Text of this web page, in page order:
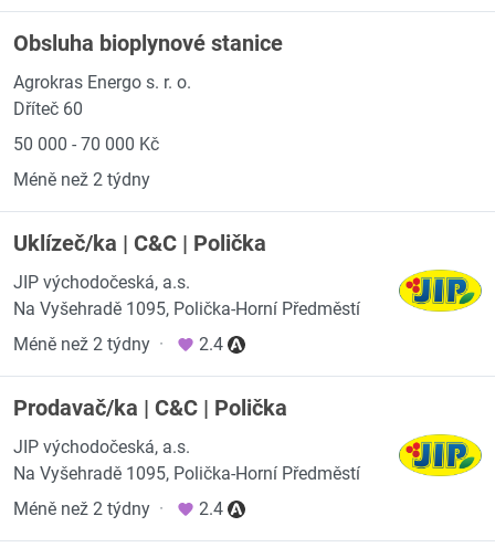
Obsluha bioplynové stanice
Agrokras Energo s. r. o.
Dříteč 60
50 000 - 70 000 Kč
Méně než 2 týdny
Uklízeč/ka | C&C | Polička
JIP východočeská, a.s.
Na Vyšehradě 1095, Polička-Horní Předměstí
Méně než 2 týdny · 2.4
Prodavač/ka | C&C | Polička
JIP východočeská, a.s.
Na Vyšehradě 1095, Polička-Horní Předměstí
Méně než 2 týdny · 2.4